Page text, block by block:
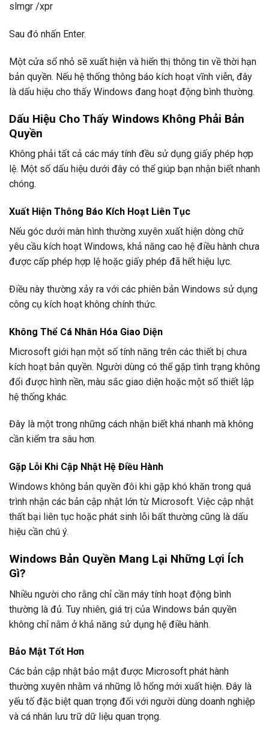
slmgr /xpr
Sau đó nhấn Enter.
Một cửa sổ nhỏ sẽ xuất hiện và hiển thị thông tin về thời hạn
bản quyền. Nếu hệ thống thông báo kích hoạt vĩnh viễn, đây
là dấu hiệu cho thấy Windows đang hoạt động bình thường.
Dấu Hiệu Cho Thấy Windows Không Phải Bản
Quyền
Không phải tất cả các máy tính đều sử dụng giấy phép hợp
lệ. Một số dấu hiệu dưới đây có thể giúp bạn nhận biết nhanh
chóng.
Xuất Hiện Thông Báo Kích Hoạt Liên Tục
Nếu góc dưới màn hình thường xuyên xuất hiện dòng chữ
yêu cầu kích hoạt Windows, khả năng cao hệ điều hành chưa
được cấp phép hợp lệ hoặc giấy phép đã hết hiệu lực.
Điều này thường xảy ra với các phiên bản Windows sử dụng
công cụ kích hoạt không chính thức.
Không Thể Cá Nhân Hóa Giao Diện
Microsoft giới hạn một số tính năng trên các thiết bị chưa
kích hoạt bản quyền. Người dùng có thể gặp tình trạng không
đổi được hình nền, màu sắc giao diện hoặc một số thiết lập
hệ thống khác.
Đây là một trong những cách nhận biết khá nhanh mà không
cần kiểm tra sâu hơn.
Gặp Lỗi Khi Cập Nhật Hệ Điều Hành
Windows không bản quyền đôi khi gặp khó khăn trong quá
trình nhận các bản cập nhật lớn từ Microsoft. Việc cập nhật
thất bại liên tục hoặc phát sinh lỗi bất thường cũng là dấu
hiệu cần chú ý.
Windows Bản Quyền Mang Lại Những Lợi Ích
Gì?
Nhiều người cho rằng chỉ cần máy tính hoạt động bình
thường là đủ. Tuy nhiên, giá trị của Windows bản quyền
không chỉ nằm ở khả năng sử dụng hệ điều hành.
Bảo Mật Tốt Hơn
Các bản cập nhật bảo mật được Microsoft phát hành
thường xuyên nhằm vá những lỗ hổng mới xuất hiện. Đây là
yếu tố đặc biệt quan trọng đối với người dùng doanh nghiệp
và cá nhân lưu trữ dữ liệu quan trọng.